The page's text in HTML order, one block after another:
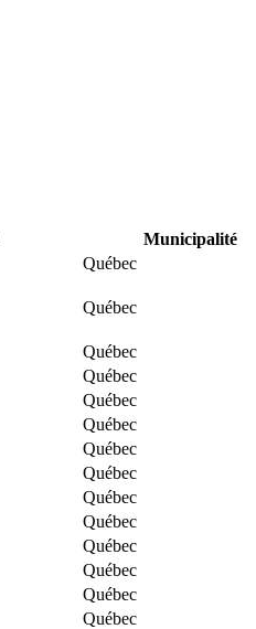
Municipalité
Québec
Québec
Québec
Québec
Québec
Québec
Québec
Québec
Québec
Québec
Québec
Québec
Québec
Québec